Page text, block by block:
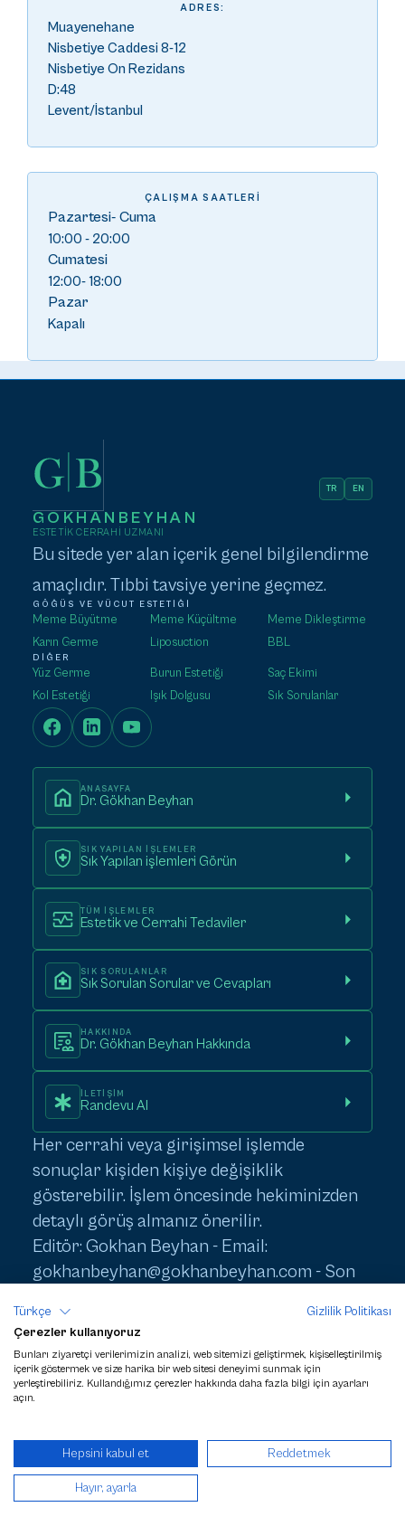
ADRES:
Muayenehane
Nisbetiye Caddesi 8-12
Nisbetiye On Rezidans
D:48
Levent/İstanbul
ÇALIŞMA SAATLERI
Pazartesi- Cuma
10:00 - 20:00
Cumatesi
12:00- 18:00
Pazar
Kapalı
GOKHANBEYHAN
ESTETIK CERRAHI UZMANI
TR EN
Bu sitede yer alan içerik genel bilgilendirme
amaçlıdır. Tıbbi tavsiye yerine geçmez.
GÖĞÜS VE VÜCUT ESTETIĞI
Meme Büyütme Meme Küçültme
Meme Dikleştirme
Karın Germe
Liposuction BBL
DIĞER
Yüz Germe Burun Estetiği
Saç Ekimi
Kol Estetiği
Işık Dolgusu Sık Sorulanlar
ANASAYFA
Dr. Gökhan Beyhan
SIK YAPILAN IŞLEMLER
Sık Yapılan işlemleri Görün
TÜM IŞLEMLER
Estetik ve Cerrahi Tedaviler
SIK SORULANLAR
Sık Sorulan Sorular ve Cevapları
HAKKINDA
Dr. Gökhan Beyhan Hakkında
İLETIŞIM
Randevu Al
Her cerrahi veya girişimsel işlemde
sonuçlar kişiden kişiye değişiklik
gösterebilir. İşlem öncesinde hekiminizden
detaylı görüş almanız önerilir.
Editör: Gokhan Beyhan - Email:
gokhanbeyhan@gokhanbeyhan.com - Son
ESTETIK İŞLEM FIYATLARI HAKKINDA
TELIF HAKLARI SAKLIDIR - GOKHAN BEYHAN 2024 - GÜNCELLEME 01
MART 2026
Türkçe
Gizlilik Politikası
Çerezler kullanıyoruz
Bunları ziyaretçi verilerimizin analizi, web sitemizi geliştirmek, kişiselleştirilmiş
içerik göstermek ve size harika bir web sitesi deneyimi sunmak için
yerleştirebiliriz. Kullandığımız çerezler hakkında daha fazla bilgi için ayarları
açın.
Hepsini kabul et Reddetmek
Hayır, ayarla